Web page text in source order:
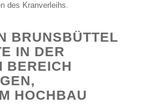
des Kranverleihs.
BRUNSBÜTTEL
IN DER
BEREICH
HOCHBAU